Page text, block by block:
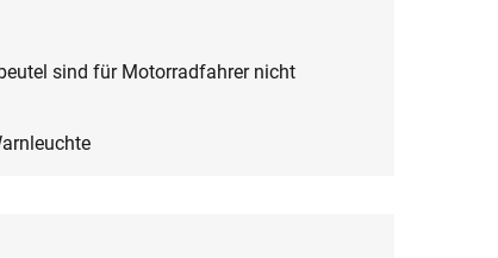
sind für Motorradfahrer nicht